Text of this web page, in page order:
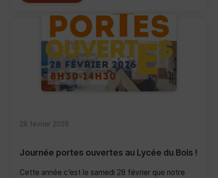
28 février 2026
Journée portes ouvertes au Lycée du Bois !
Cette année c’est le samedi 28 février que notre